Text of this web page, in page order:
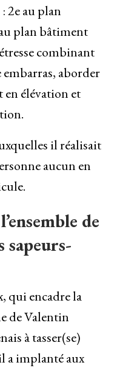
2e au plan
plan bâtiment
combinant
aborder
en élévation et
il réalisait
aucun en
de
sapeurs-
qui encadre la
de Valentin
à tasser(se)
a implanté aux